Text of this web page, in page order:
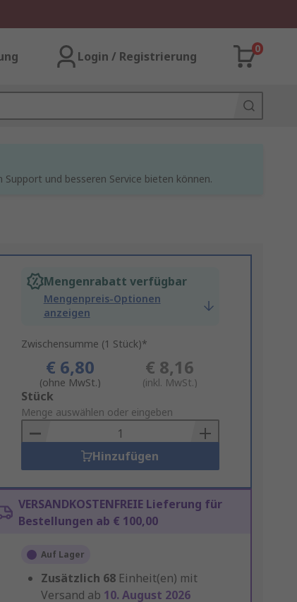
Login / Registrierung
0
und besseren Service bieten können.
Mengenrabatt verfügbar
Mengenpreis-Optionen
anzeigen
Zwischensumme (1 Stück)*
€ 6,80
(ohne MwSt.)
€ 8,16
(inkl. MwSt.)
Add
to
Basket
Stück
Menge auswählen oder eingeben
Hinzufügen
VERSANDKOSTENFREIE Lieferung für
Bestellungen ab € 100,00
Auf Lager
Zusätzlich 68 Einheit(en) mit
Versand ab 10. August 2026